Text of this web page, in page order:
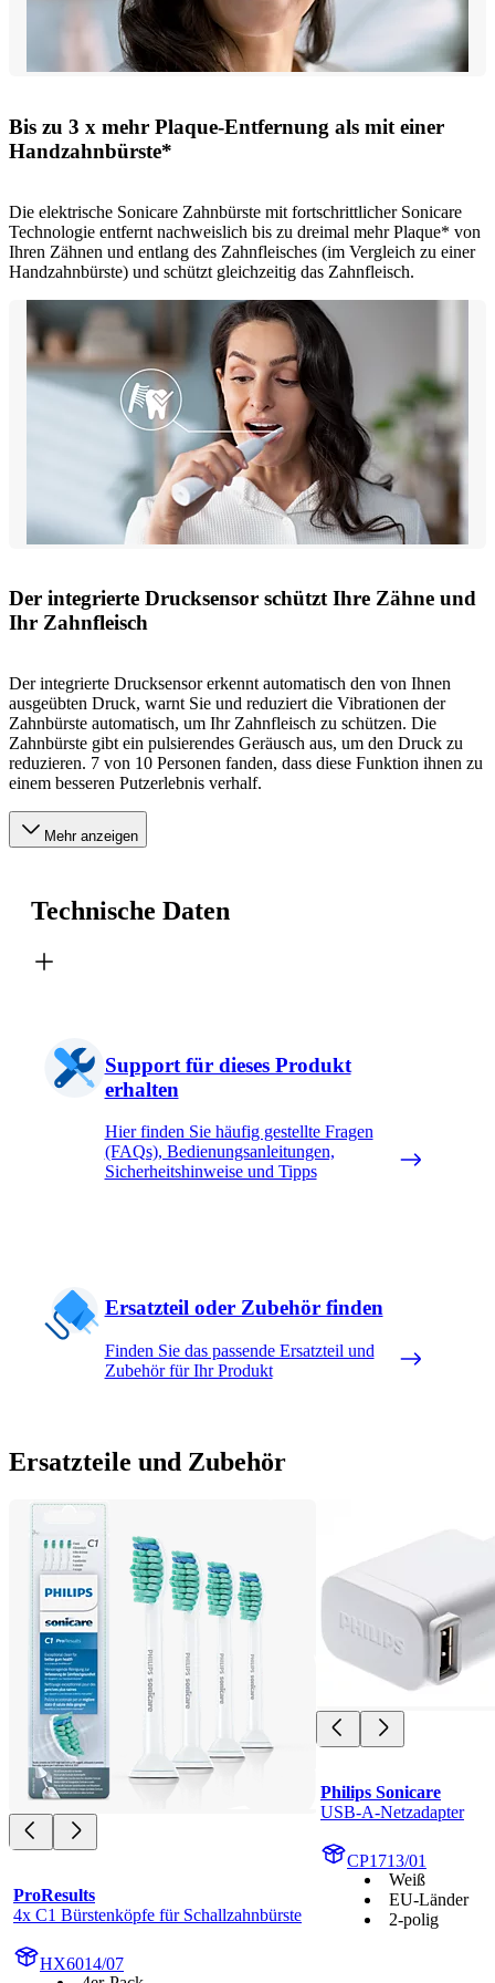
Bis zu 3 x mehr Plaque-Entfernung als mit einer
Handzahnbürste*
Die elektrische Sonicare Zahnbürste mit fortschrittlicher Sonicare
Technologie entfernt nachweislich bis zu dreimal mehr Plaque* von
Ihren Zähnen und entlang des Zahnfleisches (im Vergleich zu einer
Handzahnbürste) und schützt gleichzeitig das Zahnfleisch.
Der integrierte Drucksensor schützt Ihre Zähne und
Ihr Zahnfleisch
Der integrierte Drucksensor erkennt automatisch den von Ihnen
ausgeübten Druck, warnt Sie und reduziert die Vibrationen der
Zahnbürste automatisch, um Ihr Zahnfleisch zu schützen. Die
Zahnbürste gibt ein pulsierendes Geräusch aus, um den Druck zu
reduzieren. 7 von 10 Personen fanden, dass diese Funktion ihnen zu
einem besseren Putzerlebnis verhalf.
Mehr anzeigen
Technische Daten
Support für dieses Produkt
erhalten
Hier finden Sie häufig gestellte Fragen
(FAQs), Bedienungsanleitungen,
Sicherheitshinweise und Tipps
Ersatzteil oder Zubehör finden
Finden Sie das passende Ersatzteil und
Zubehör für Ihr Produkt
Ersatzteile und Zubehör
ProResults
4x C1 Bürstenköpfe für Schallzahnbürste
HX6014/07
Philips Sonicare
USB-A-Netzadapter
CP1713/01
Weiß
EU-Länder
2-polig